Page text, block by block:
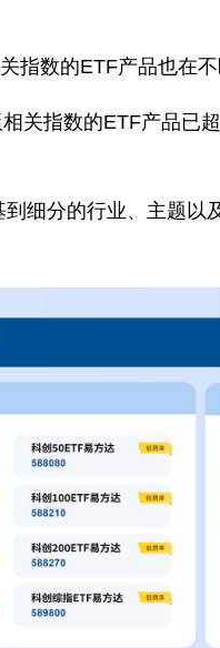
指数的ETF产品也在不
关指数的ETF产品已
细分的行业、主题